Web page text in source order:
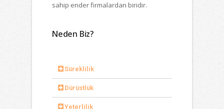
sahip ender firmalardan biridir.
Neden Biz?
Süreklilik
Dürüstlük
Yeterlilik